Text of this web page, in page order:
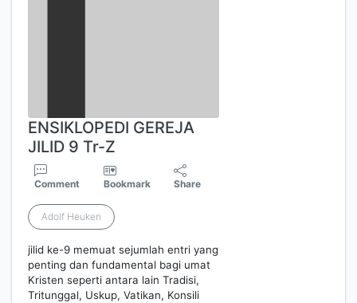
ENSIKLOPEDI GEREJA
JILID 9 Tr-Z
Comment Bookmark Share
Adolf Heuken
jilid ke-9 memuat sejumlah entri yang
penting dan fundamental bagi umat
Kristen seperti antara lain Tradisi,
Tritunggal, Uskup, Vatikan, Konsili